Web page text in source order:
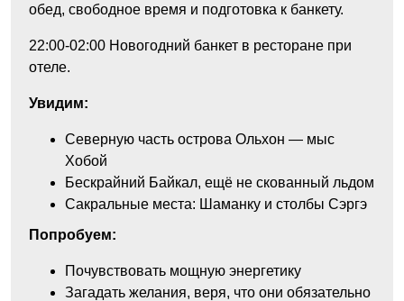
обед, свободное время и подготовка к банкету.
22:00-02:00 Новогодний банкет в ресторане при
отеле.
Увидим:
Северную часть острова Ольхон — мыс
Хобой
Бескрайний Байкал, ещё не скованный льдом
Сакральные места: Шаманку и столбы Сэргэ
Попробуем:
Почувствовать мощную энергетику
Загадать желания, веря, что они обязательно